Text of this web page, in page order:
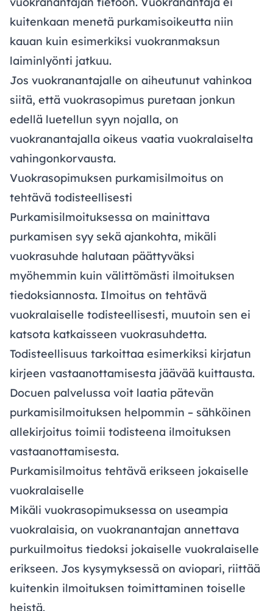
kuitenkaan menetä purkamisoikeutta niin
kauan kuin esimerkiksi vuokranmaksun
laiminlyönti jatkuu.
Jos vuokranantajalle on aiheutunut vahinkoa
siitä, että vuokrasopimus puretaan jonkun
edellä luetellun syyn nojalla, on
vuokranantajalla oikeus vaatia vuokralaiselta
vahingonkorvausta.
Vuokrasopimuksen purkamisilmoitus on
tehtävä todisteellisesti
Purkamisilmoituksessa on mainittava
purkamisen syy sekä ajankohta, mikäli
vuokrasuhde halutaan päättyväksi
myöhemmin kuin välittömästi ilmoituksen
tiedoksiannosta. Ilmoitus on tehtävä
vuokralaiselle todisteellisesti, muutoin sen ei
katsota katkaisseen vuokrasuhdetta.
Todisteellisuus tarkoittaa esimerkiksi kirjatun
kirjeen vastaanottamisesta jäävää kuittausta.
Docuen palvelussa voit laatia pätevän
purkamisilmoituksen helpommin – sähköinen
allekirjoitus toimii todisteena ilmoituksen
vastaanottamisesta.
Purkamisilmoitus tehtävä erikseen jokaiselle
vuokralaiselle
Mikäli vuokrasopimuksessa on useampia
vuokralaisia, on vuokranantajan annettava
purkuilmoitus tiedoksi jokaiselle vuokralaiselle
erikseen. Jos kysymyksessä on aviopari, riittää
kuitenkin ilmoituksen toimittaminen toiselle
heistä.